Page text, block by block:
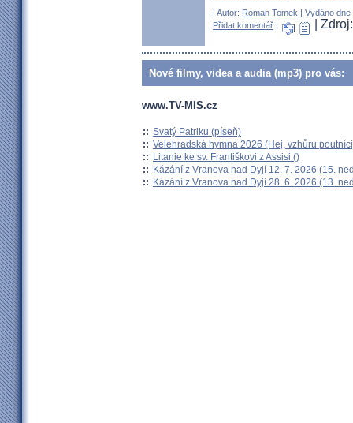
| Autor: Roman Tomek | Vydáno
Přidat komentář | |
Nové filmy, videa a audia (mp3) pro vás:
www.TV-MIS.cz
:: Svatý Patriku (píseň)
:: Velehradská hymna 2026 (Hej, vzhůru
:: Litanie ke sv. Františkovi z Assisi ()
:: Kázání z Vranova nad Dyjí 12. 7. 2026 (15.
:: Kázání z Vranova nad Dyjí 28. 6. 2026 (13.